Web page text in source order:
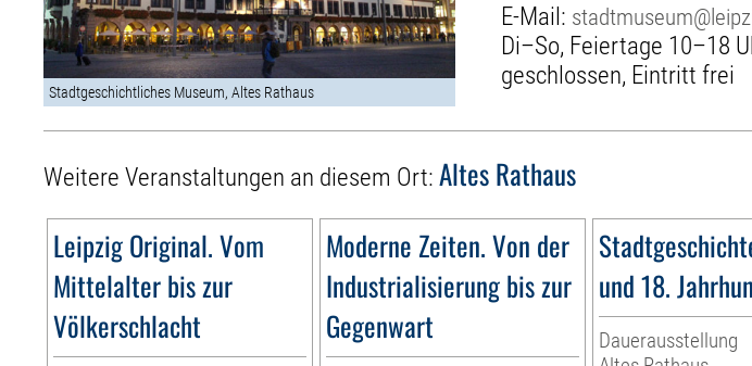
Stadtgeschichtliches Museum, Altes Rathaus
E-Mail:
Di–So, Feiertage 10–18
geschlossen, Eintritt frei
Weitere Veranstaltungen an diesem Ort:Altes Rathaus
Leipzig Original. Vom
Mittelalter bis zur
Völkerschlacht
Moderne Zeiten. Von der
Industrialisierung bis zur
Gegenwart
und 18.
Dauerausstellung